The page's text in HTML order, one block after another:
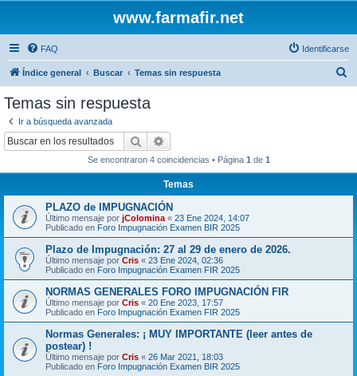
www.farmafir.net
FAQ Identificarse
Índice general Buscar Temas sin respuesta
Temas sin respuesta
Ir a búsqueda avanzada
Buscar
Se encontraron 4 coincidencias • Página 1 de 1
Temas
PLAZO de IMPUGNACIÓN
Último mensaje por jColomina « 23 Ene 2024, 14:07
Publicado en Foro Impugnación Examen BIR 2025
Plazo de Impugnación: 27 al 29 de enero de 2026.
Último mensaje por Cris « 23 Ene 2024, 02:36
Publicado en Foro Impugnación Examen FIR 2025
NORMAS GENERALES FORO IMPUGNACIÓN FIR
Último mensaje por Cris « 20 Ene 2023, 17:57
Publicado en Foro Impugnación Examen FIR 2025
Normas Generales: ¡ MUY IMPORTANTE (leer antes de
postear) !
Último mensaje por Cris « 26 Mar 2021, 18:03
Publicado en Foro Impugnación Examen BIR 2025